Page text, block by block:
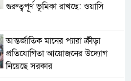
গুরুত্বপূর্ণ ভূমিকা রাখছে: ওয়াসি
আন্তর্জাতিক মানের প্যারা ক্রীড়া
প্রতিযোগিতা আয়োজনের উদ্যোগ
নিয়েছে সরকার